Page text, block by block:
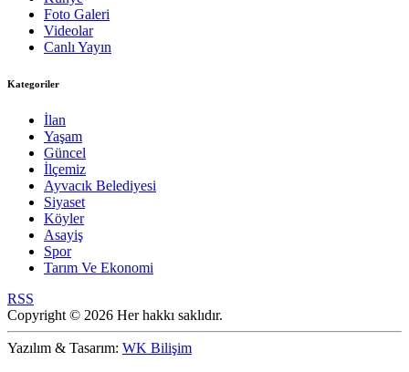
Foto Galeri
Videolar
Canlı Yayın
Kategoriler
İlan
Yaşam
Güncel
İlçemiz
Ayvacık Belediyesi
Siyaset
Köyler
Asayiş
Spor
Tarım Ve Ekonomi
RSS
Copyright © 2026 Her hakkı saklıdır.
Yazılım & Tasarım: WK Bilişim